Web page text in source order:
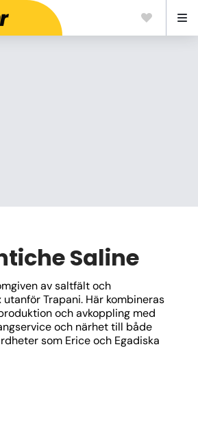
Saline
av saltfält och
Trapani. Här kombineras
och avkoppling med
och närhet till både
som Erice och Egadiska